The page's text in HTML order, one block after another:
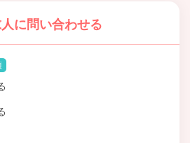
に問い合わせる